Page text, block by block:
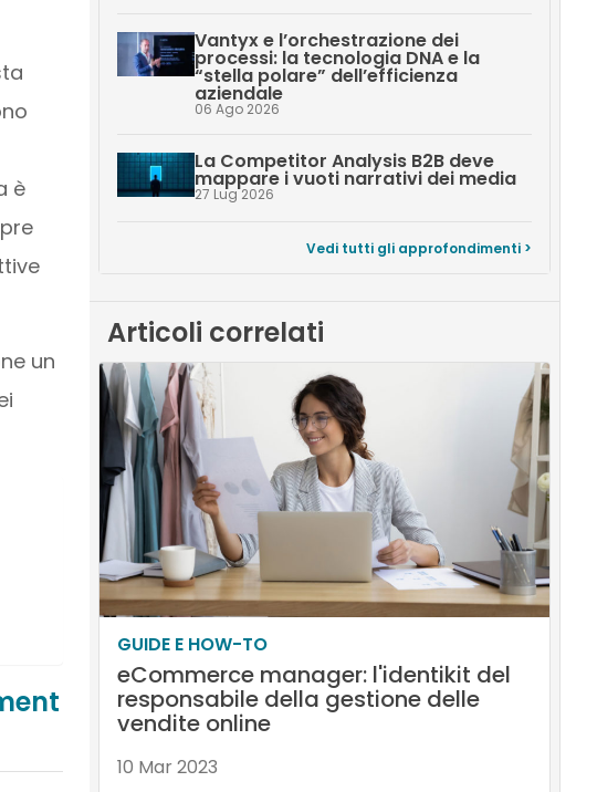
è
un
Vantyx e l’orchestrazione dei
processi: la tecnologia DNA e la
“stella polare” dell’efficienza
aziendale
06 Ago 2026
La Competitor Analysis B2B deve
mappare i vuoti narrativi dei media
27 Lug 2026
Vedi tutti gli approfondimenti >
Articoli correlati
GUIDE E HOW-TO
eCommerce manager: l'identikit del
responsabile della gestione delle
vendite online
10 Mar 2023